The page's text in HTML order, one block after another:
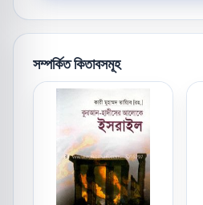
সম্পর্কিত কিতাবসমূহ